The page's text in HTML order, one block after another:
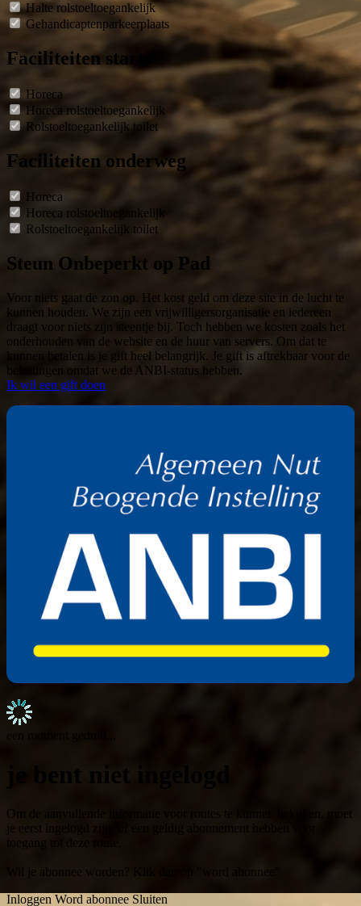
Halte rolstoeltoegankelijk
Gehandicaptenparkeerplaats
Faciliteiten start
Horeca
Horeca rolstoeltoegankelijk
Rolstoeltoegankelijk toilet
Faciliteiten onderweg
Horeca
Horeca rolstoeltoegankelijk
Rolstoeltoegankelijk toilet
Steun Onbeperkt op Pad
Voor niets gaat de zon op. Het kost geld om deze site in de lucht te
kunnen houden. We zijn een vrijwilligersorganisatie en iedereen
draagt voor niets zijn steentje bij. Toch hebben we kosten zoals het
onderhouden van de website en de huur van servers. Om dat te
kunnen betalen is je gift heel belangrijk. Je gift is aftrekbaar voor de
belastingen omdat we de ANBI-status hebben.
Ik wil een gift doen
je bent niet ingelogd
Om de aanvullende informatie voor routes te kunnen bekijken, moet
je eerst ingelogd zijn, of een geldig abonnement hebben voor
toegang tot deze route.
Wil je abonnee worden? Klik dan op "word abonnee"
Inloggen Word abonnee Sluiten